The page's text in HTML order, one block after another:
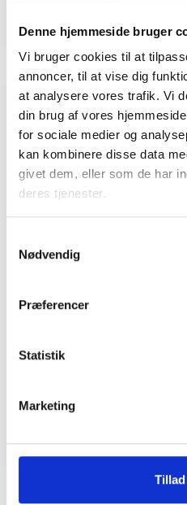
Denne hjemmeside bruger
Vi bruger cookies til at
annoncer, til at vise dig
at analysere vores trafik. Vi
din brug af vores
for sociale medier og
kan kombinere disse data
givet dem, eller som de har
deres tjenester.
Nødvendig
Præferencer
Statistik
Marketing
Relateret indhold
BL INFORMERER
Ny model for
12. april 2023
Ændring af
håndværkerfradraget